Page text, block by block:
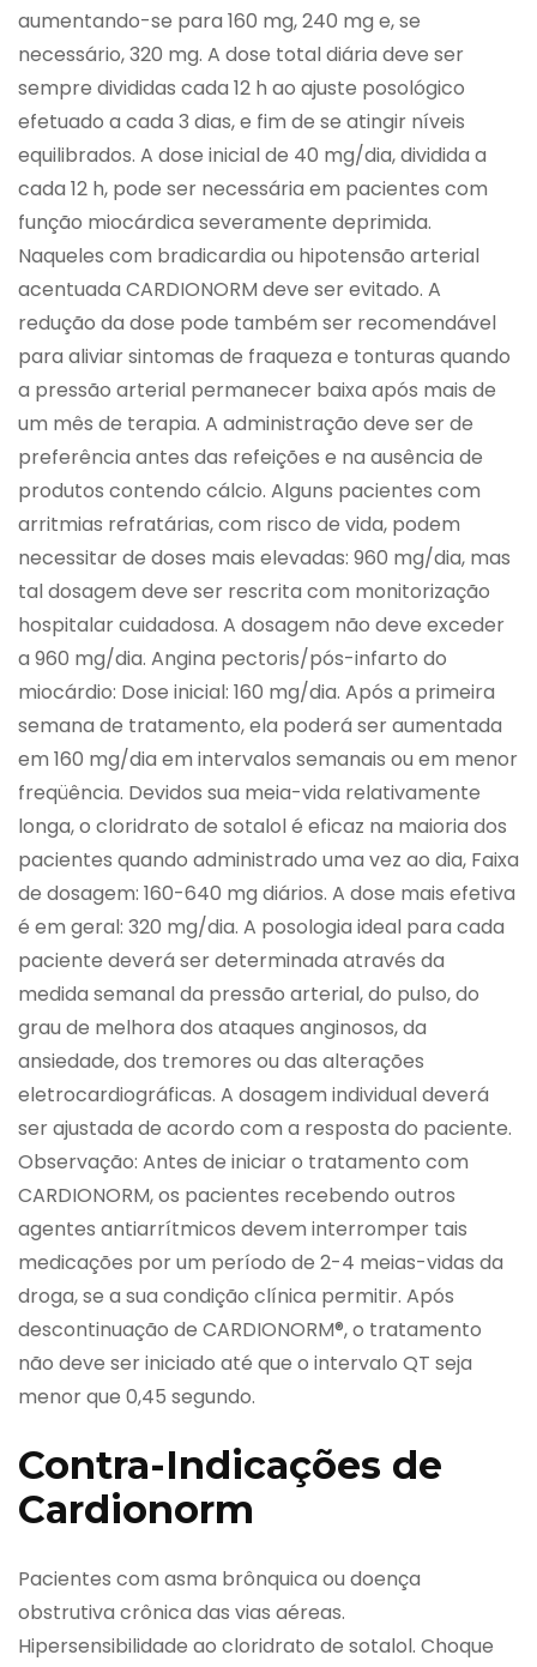
aumentando-se para 160 mg, 240 mg e, se
necessário, 320 mg. A dose total diária deve ser
sempre divididas cada 12 h ao ajuste posológico
efetuado a cada 3 dias, e fim de se atingir níveis
equilibrados. A dose inicial de 40 mg/dia, dividida a
cada 12 h, pode ser necessária em pacientes com
função miocárdica severamente deprimida.
Naqueles com bradicardia ou hipotensão arterial
acentuada CARDIONORM deve ser evitado. A
redução da dose pode também ser recomendável
para aliviar sintomas de fraqueza e tonturas quando
a pressão arterial permanecer baixa após mais de
um mês de terapia. A administração deve ser de
preferência antes das refeições e na ausência de
produtos contendo cálcio. Alguns pacientes com
arritmias refratárias, com risco de vida, podem
necessitar de doses mais elevadas: 960 mg/dia, mas
tal dosagem deve ser rescrita com monitorização
hospitalar cuidadosa. A dosagem não deve exceder
a 960 mg/dia. Angina pectoris/pós-infarto do
miocárdio: Dose inicial: 160 mg/dia. Após a primeira
semana de tratamento, ela poderá ser aumentada
em 160 mg/dia em intervalos semanais ou em menor
freqüência. Devidos sua meia-vida relativamente
longa, o cloridrato de sotalol é eficaz na maioria dos
pacientes quando administrado uma vez ao dia, Faixa
de dosagem: 160-640 mg diários. A dose mais efetiva
é em geral: 320 mg/dia. A posologia ideal para cada
paciente deverá ser determinada através da
medida semanal da pressão arterial, do pulso, do
grau de melhora dos ataques anginosos, da
ansiedade, dos tremores ou das alterações
eletrocardiográficas. A dosagem individual deverá
ser ajustada de acordo com a resposta do paciente.
Observação: Antes de iniciar o tratamento com
CARDIONORM, os pacientes recebendo outros
agentes antiarrítmicos devem interromper tais
medicações por um período de 2-4 meias-vidas da
droga, se a sua condição clínica permitir. Após
descontinuação de CARDIONORM®, o tratamento
não deve ser iniciado até que o intervalo QT seja
menor que 0,45 segundo.
Contra-Indicações de
Cardionorm
Pacientes com asma brônquica ou doença
obstrutiva crônica das vias aéreas.
Hipersensibilidade ao cloridrato de sotalol. Choque